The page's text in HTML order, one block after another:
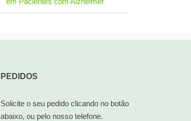
PEDIDOS
Solicite o seu pedido clicando no botão
abaixo, ou pelo nosso telefone.